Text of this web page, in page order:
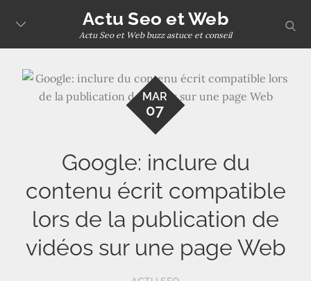
content
Actu Seo et Web
Actu Seo et Web buzz astuce et conseil
MAR
07
Google: inclure du
contenu écrit compatible
lors de la publication de
vidéos sur une page Web